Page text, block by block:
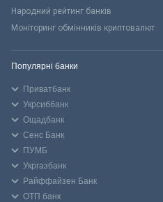
Народний рейтинг банків
Моніторинг обмінників криптовалют
Популярні банки
Приватбанк
Укрсиббанк
Ощадбанк
Сенс Банк
ПУМБ
Укргазбанк
Райффайзен Банк
ОТП банк